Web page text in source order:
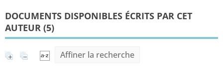
DOCUMENTS DISPONIBLES ÉCRITS PAR CET
AUTEUR (5)
Affiner la recherche